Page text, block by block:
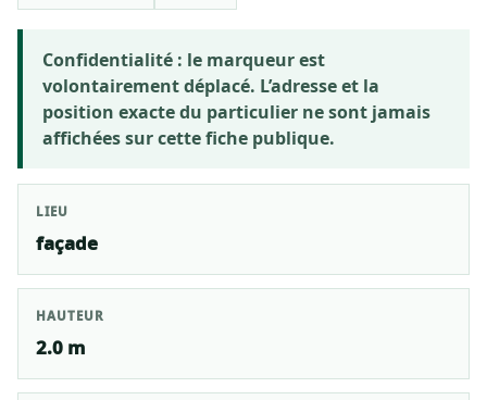
Confidentialité : le marqueur est
volontairement déplacé. L’adresse et la
position exacte du particulier ne sont jamais
affichées sur cette fiche publique.
LIEU
façade
HAUTEUR
2.0 m